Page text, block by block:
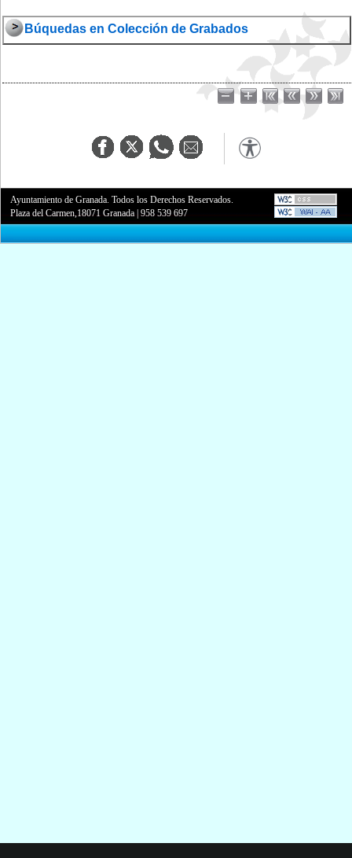
Búquedas en Colección de Grabados
Ayuntamiento de Granada. Todos los Derechos Reservados.
Plaza del Carmen,18071 Granada |958 539 697